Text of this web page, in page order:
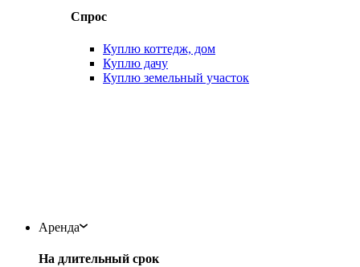
Спрос
Куплю коттедж, дом
Куплю дачу
Куплю земельный участок
Аренда
На длительный срок